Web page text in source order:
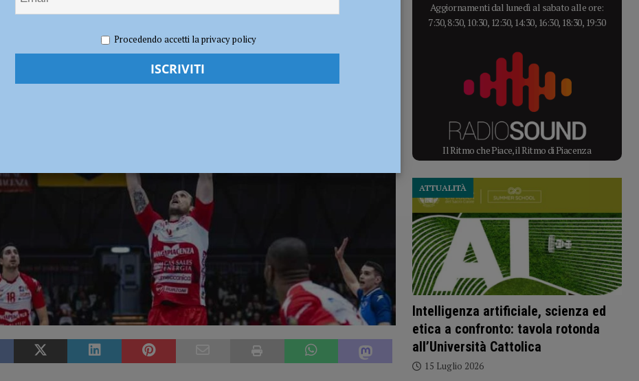
tenta di spegnere le fiamme ma resta intossicata CRONACA PIACENZA
Carlofilippo Vardelli Notizie, Sport,Volley
Aggiornamenti dal lunedì al sabato alle ore:
7:30, 8:30, 10:30, 12:30, 14:30, 16:30, 18:30, 19:30
Il Ritmo che Piace, il Ritmo di Piacenza
Intelligenza artificiale, scienza ed
etica a confronto: tavola rotonda
all’Università Cattolica
ATTUALITÀ
15 Luglio 2026
Procedendo accetti la privacy policy